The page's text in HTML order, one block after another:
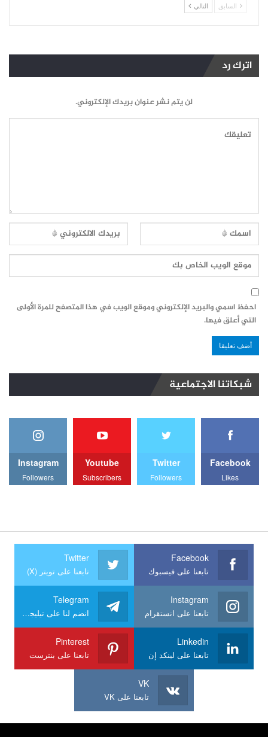
السابق التالي
اترك رد
لن يتم نشر عنوان بريدك الإلكتروني.
احفظ اسمي والبريد الإلكتروني وموقع الويب في هذا المتصفح للمرة الأولى
التي أعلق فيها.
شبكاتنا الاجتماعية
Facebook
Likes
Twitter
Followers
Youtube
Subscribers
Instagram
Followers
Facebook
تابعنا على فيسبوك
Twitter
تابعنا على تويتر (X)
Instagram
تابعنا على انستقرام
Telegram
انضم لنا على تيليجرام
Linkedin
تابعنا على لينكد إن
Pinterest
تابعنا على بنترست
VK
تابعنا على VK